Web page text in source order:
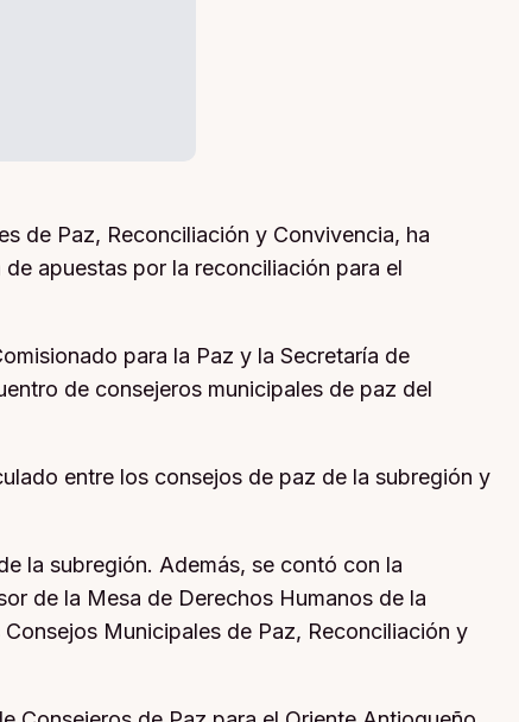
de Paz, Reconciliación y Convivencia, ha
apuestas por la reconciliación para el
para la Paz y la Secretaría de
de consejeros municipales de paz del
entre los consejos de paz de la subregión y
la subregión. Además, se contó con la
de la Mesa de Derechos Humanos de la
Municipales de Paz, Reconciliación y